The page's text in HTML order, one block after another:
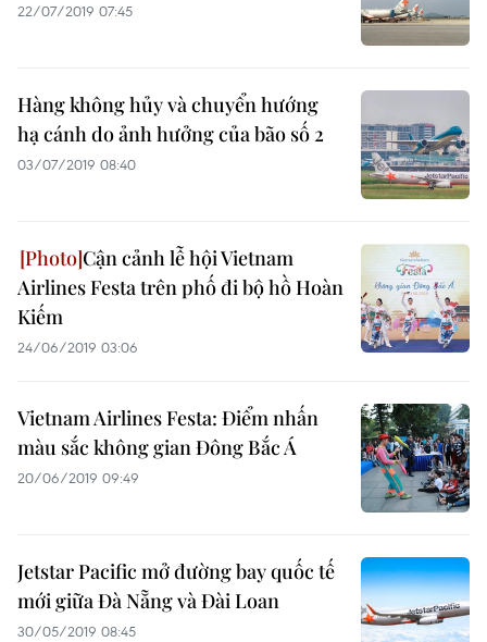
22/07/2019 07:45
Hàng không hủy và chuyển hướng
hạ cánh do ảnh hưởng của bão số 2
03/07/2019 08:40
Cận cảnh lễ hội Vietnam
Airlines Festa trên phố đi bộ hồ Hoàn
Kiếm
24/06/2019 03:06
Vietnam Airlines Festa: Điểm nhấn
màu sắc không gian Đông Bắc Á
20/06/2019 09:49
Jetstar Pacific mở đường bay quốc tế
mới giữa Đà Nẵng và Đài Loan
30/05/2019 08:45